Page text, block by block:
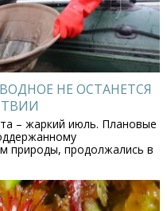
НЕ ОСТАНЕТСЯ
– жаркий июль. Плановые
природы, продолжались в